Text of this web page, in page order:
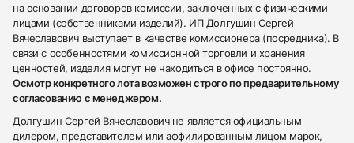
на основании договоров комиссии, заключенных с физическими
лицами (собственниками изделий). ИП Долгушин Сергей
Вячеславович выступает в качестве комиссионера (посредника). В
связи с особенностями комиссионной торговли и хранения
ценностей, изделия могут не находиться в офисе постоянно.
Осмотр конкретного лота возможен строго по предварительному
согласованию с менеджером.
Долгушин Сергей Вячеславович не является официальным
дилером, представителем или аффилированным лицом марок,